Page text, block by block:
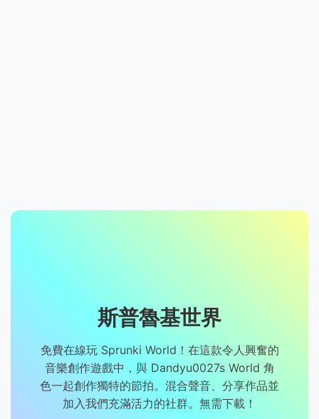
斯普魯基世界
免費在線玩 Sprunki World！在這款令人興奮的
音樂創作遊戲中，與 Dandyu0027s World 角
色一起創作獨特的節拍。混合聲音、分享作品並
加入我們充滿活力的社群。無需下載！